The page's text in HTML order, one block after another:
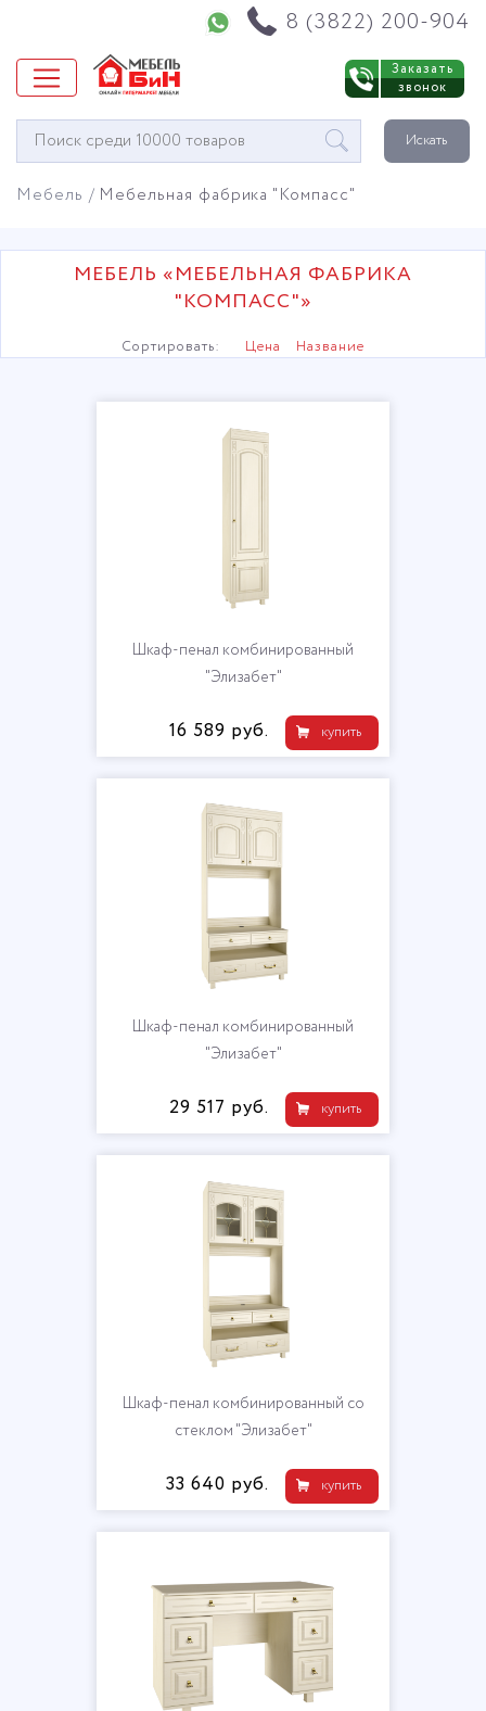
8 (3822) 200-904
Заказать
звонок
Окно
поиска
Искать
Мебель Мебельная фабрика "Компасс"
МЕБЕЛЬ «МЕБЕЛЬНАЯ ФАБРИКА
"КОМПАСС"»
Сортировать: Цена Название
Шкаф-пенал комбинированный
"Элизабет"
купить
16 589 руб.
Шкаф-пенал комбинированный
"Элизабет"
купить
29 517 руб.
Шкаф-пенал комбинированный со
стеклом "Элизабет"
купить
33 640 руб.